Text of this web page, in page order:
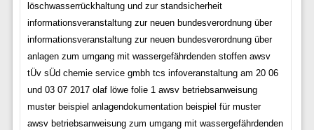
löschwasserrückhaltung und zur standsicherheit
informationsveranstaltung zur neuen bundesverordnung über
informationsveranstaltung zur neuen bundesverordnung über
anlagen zum umgang mit wassergefährdenden stoffen awsv
tÜv sÜd chemie service gmbh tcs infoveranstaltung am 20 06
und 03 07 2017 olaf löwe folie 1 awsv betriebsanweisung
muster beispiel anlagendokumentation beispiel für muster
awsv betriebsanweisung zum umgang mit wassergefährdenden